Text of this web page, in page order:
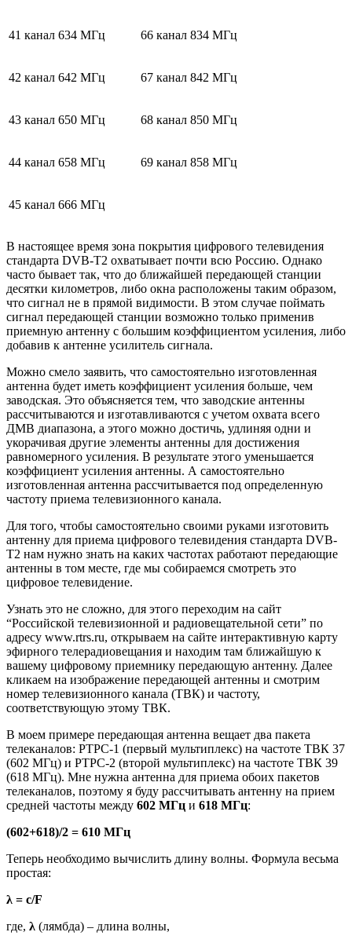
41 канал 634 МГц 66 канал 834 МГц
42 канал 642 МГц 67 канал 842 МГц
43 канал 650 МГц 68 канал 850 МГц
44 канал 658 МГц 69 канал 858 МГц
45 канал 666 МГц
В настоящее время зона покрытия цифрового телевидения
стандарта DVB-T2 охватывает почти всю Россию. Однако
часто бывает так, что до ближайшей передающей станции
десятки километров, либо окна расположены таким образом,
что сигнал не в прямой видимости. В этом случае поймать
сигнал передающей станции возможно только применив
приемную антенну с большим коэффициентом усиления, либо
добавив к антенне усилитель сигнала.
Можно смело заявить, что самостоятельно изготовленная
антенна будет иметь коэффициент усиления больше, чем
заводская. Это объясняется тем, что заводские антенны
рассчитываются и изготавливаются с учетом охвата всего
ДМВ диапазона, а этого можно достичь, удлиняя одни и
укорачивая другие элементы антенны для достижения
равномерного усиления. В результате этого уменьшается
коэффициент усиления антенны. А самостоятельно
изготовленная антенна рассчитывается под определенную
частоту приема телевизионного канала.
Для того, чтобы самостоятельно своими руками изготовить
антенну для приема цифрового телевидения стандарта DVB-
T2 нам нужно знать на каких частотах работают передающие
антенны в том месте, где мы собираемся смотреть это
цифровое телевидение.
Узнать это не сложно, для этого переходим на сайт
“Российской телевизионной и радиовещательной сети” по
адресу www.rtrs.ru, открываем на сайте интерактивную карту
эфирного телерадиовещания и находим там ближайшую к
вашему цифровому приемнику передающую антенну. Далее
кликаем на изображение передающей антенны и смотрим
номер телевизионного канала (ТВК) и частоту,
соответствующую этому ТВК.
В моем примере передающая антенна вещает два пакета
телеканалов: РТРС-1 (первый мультиплекс) на частоте ТВК 37
(602 МГц) и РТРС-2 (второй мультиплекс) на частоте ТВК 39
(618 МГц). Мне нужна антенна для приема обоих пакетов
телеканалов, поэтому я буду рассчитывать антенну на прием
средней частоты между 602 МГц и 618 МГц:
(602+618)/2 = 610 МГц
Теперь необходимо вычислить длину волны. Формула весьма
простая:
λ = с/F
где, λ (лямбда) – длина волны,